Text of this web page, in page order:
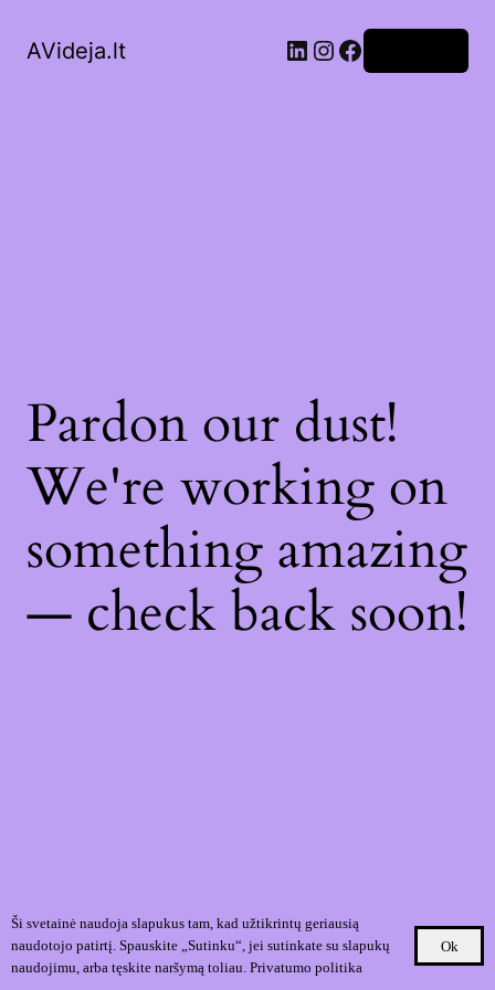
AVideja.lt LinkedIn
Instagram
Facebook
Pardon our dust!
We're working on
something amazing
— check back soon!
Ši svetainė naudoja slapukus tam, kad užtikrintų geriausią
naudotojo patirtį. Spauskite „Sutinku“, jei sutinkate su slapukų
naudojimu, arba tęskite naršymą toliau. Privatumo politika
Ok